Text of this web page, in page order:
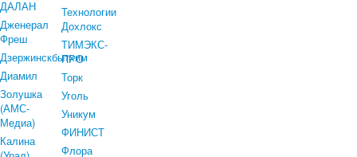
ДАЛАН
Дженерал
Фреш
Дзержинскбытхим
Диамил
Золушка
(АМС-
Медиа)
Калина
Технологии
Дохлокс
ТИМЭКС-
ПРО
Торк
Уголь
Уникум
ФИНИСТ
Флора